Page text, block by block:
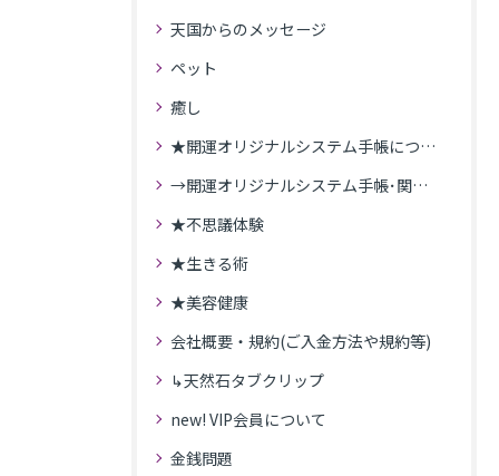
天国からのメッセージ
ペット
癒し
★開運オリジナルシステム手帳について
→開運オリジナルシステム手帳･関連記事
★不思議体験
★生きる術
★美容健康
会社概要・規約(ご入金方法や規約等)
↳天然石タブクリップ
new! VIP会員について
金銭問題